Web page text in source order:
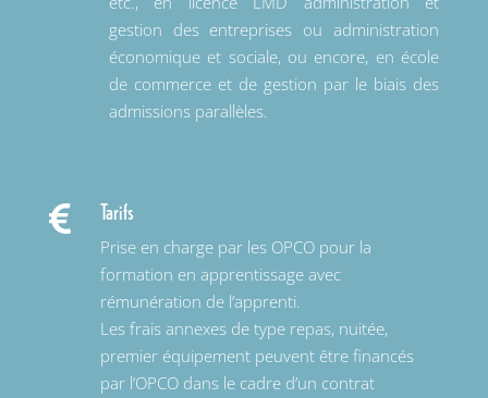
gestion des entreprises ou administration
économique et sociale, ou encore, en école
de commerce et de gestion par le biais des
admissions parallèles.
 Tarifs
Prise en charge par les OPCO pour la
formation en apprentissage avec
rémunération de l’apprenti.
Les frais annexes de type repas, nuitée,
premier équipement peuvent être financés
par l’OPCO dans le cadre d’un contrat